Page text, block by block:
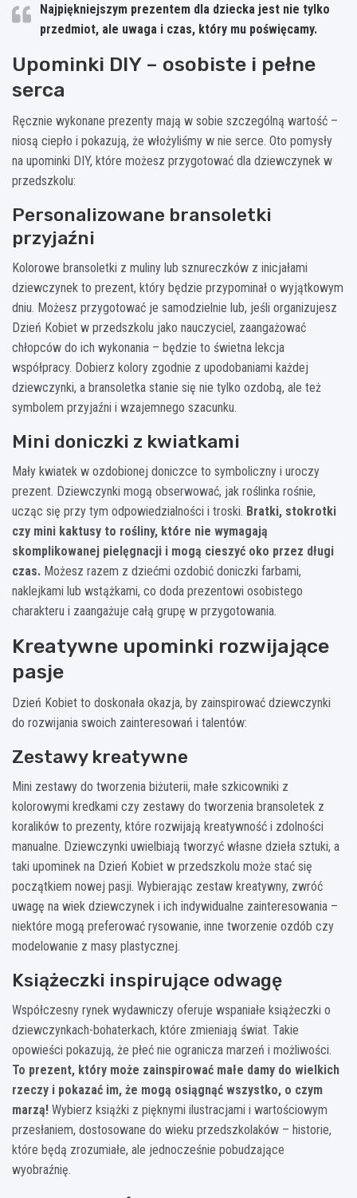
Najpiękniejszym prezentem dla dziecka jest nie tylko
przedmiot, ale uwaga i czas, który mu poświęcamy.
Upominki DIY – osobiste i pełne
serca
Ręcznie wykonane prezenty mają w sobie szczególną wartość –
niosą ciepło i pokazują, że włożyliśmy w nie serce. Oto pomysły
na upominki DIY, które możesz przygotować dla dziewczynek w
przedszkolu:
Personalizowane bransoletki
przyjaźni
Kolorowe bransoletki z muliny lub sznureczków z inicjałami
dziewczynek to prezent, który będzie przypominał o wyjątkowym
dniu. Możesz przygotować je samodzielnie lub, jeśli organizujesz
Dzień Kobiet w przedszkolu jako nauczyciel, zaangażować
chłopców do ich wykonania – będzie to świetna lekcja
współpracy. Dobierz kolory zgodnie z upodobaniami każdej
dziewczynki, a bransoletka stanie się nie tylko ozdobą, ale też
symbolem przyjaźni i wzajemnego szacunku.
Mini doniczki z kwiatkami
Mały kwiatek w ozdobionej doniczce to symboliczny i uroczy
prezent. Dziewczynki mogą obserwować, jak roślinka rośnie,
ucząc się przy tym odpowiedzialności i troski. Bratki, stokrotki
czy mini kaktusy to rośliny, które nie wymagają
skomplikowanej pielęgnacji i mogą cieszyć oko przez długi
czas. Możesz razem z dziećmi ozdobić doniczki farbami,
naklejkami lub wstążkami, co doda prezentowi osobistego
charakteru i zaangażuje całą grupę w przygotowania.
Kreatywne upominki rozwijające
pasje
Dzień Kobiet to doskonała okazja, by zainspirować dziewczynki
do rozwijania swoich zainteresowań i talentów:
Zestawy kreatywne
Mini zestawy do tworzenia biżuterii, małe szkicowniki z
kolorowymi kredkami czy zestawy do tworzenia bransoletek z
koralików to prezenty, które rozwijają kreatywność i zdolności
manualne. Dziewczynki uwielbiają tworzyć własne dzieła sztuki, a
taki upominek na Dzień Kobiet w przedszkolu może stać się
początkiem nowej pasji. Wybierając zestaw kreatywny, zwróć
uwagę na wiek dziewczynek i ich indywidualne zainteresowania –
niektóre mogą preferować rysowanie, inne tworzenie ozdób czy
modelowanie z masy plastycznej.
Książeczki inspirujące odwagę
Współczesny rynek wydawniczy oferuje wspaniałe książeczki o
dziewczynkach-bohaterkach, które zmieniają świat. Takie
opowieści pokazują, że płeć nie ogranicza marzeń i możliwości.
To prezent, który może zainspirować małe damy do wielkich
rzeczy i pokazać im, że mogą osiągnąć wszystko, o czym
marzą! Wybierz książki z pięknymi ilustracjami i wartościowym
przesłaniem, dostosowane do wieku przedszkolaków – historie,
które będą zrozumiałe, ale jednocześnie pobudzające
wyobraźnię.